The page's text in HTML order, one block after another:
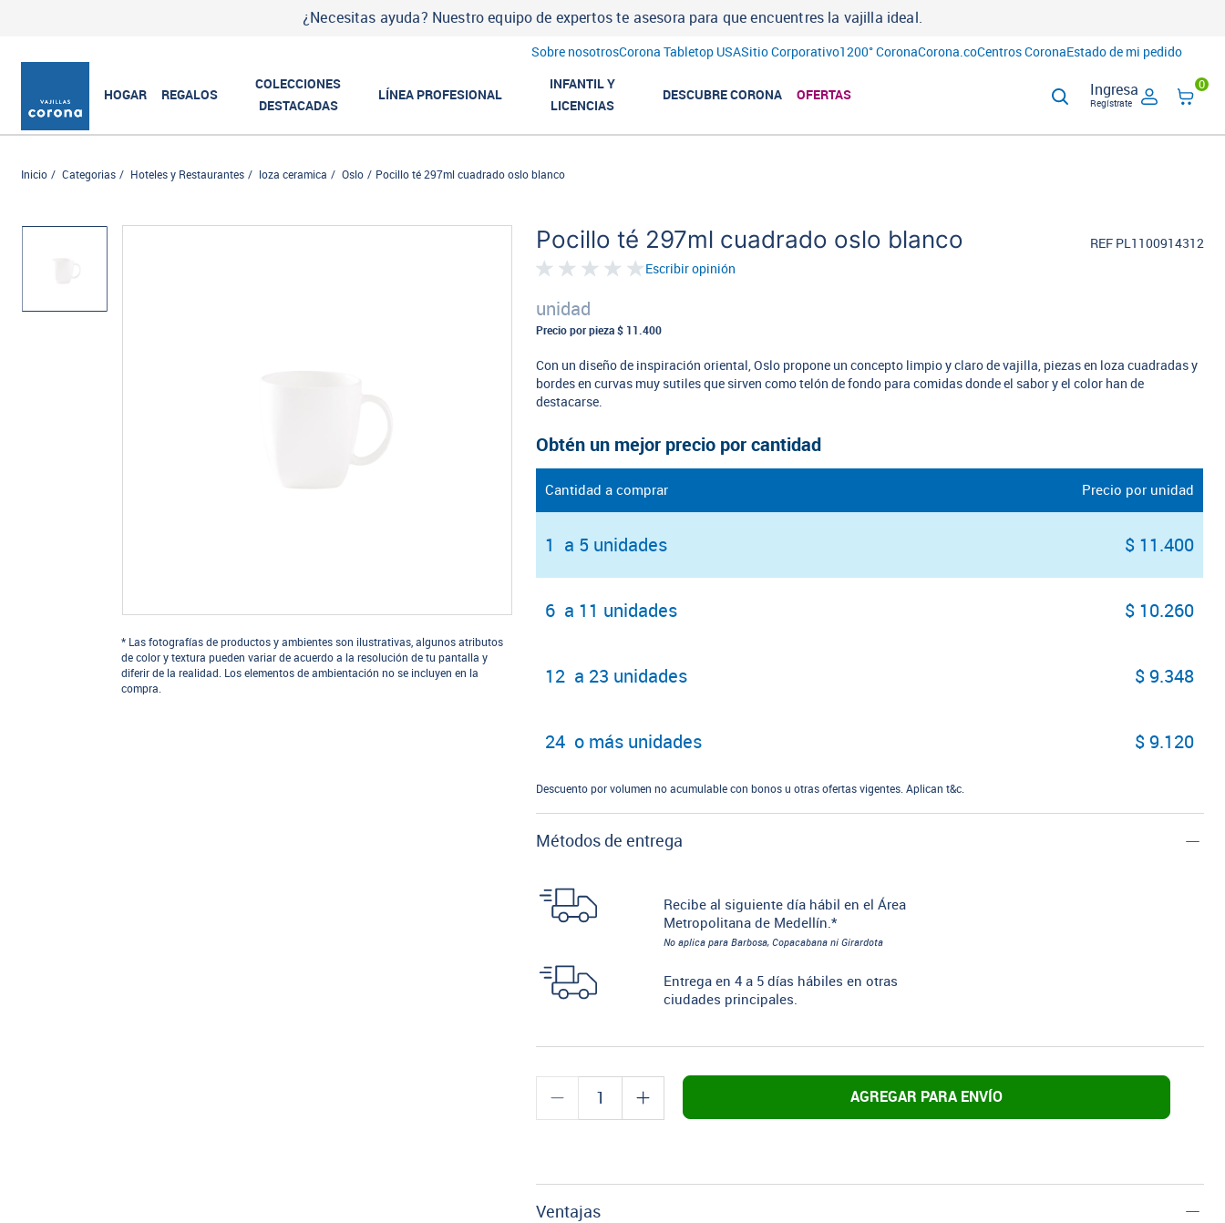
¿Necesitas ayuda? Nuestro equipo de expertos te asesora para que encuentres la vajilla ideal.
Sobre nosotrosCorona Tabletop USASitio Corporativo1200° CoronaCorona.coCentros CoronaEstado de mi pedido
HOGAR REGALOS
COLECCIONES
DESTACADAS
LÍNEA PROFESIONAL
INFANTIL Y
LICENCIAS
DESCUBRE CORONA OFERTAS Ingresa
Regístrate
0
Inicio Categorias Hoteles y Restaurantes loza ceramica Oslo Pocillo té 297ml cuadrado oslo blanco
Pocillo té 297ml cuadrado oslo blanco
REF PL1100914312
Escribir opinión
* Las fotografías de productos y ambientes son ilustrativas, algunos atributos
de color y textura pueden variar de acuerdo a la resolución de tu pantalla y
diferir de la realidad. Los elementos de ambientación no se incluyen en la
compra.
unidad
Precio por pieza $ 11.400
Con un diseño de inspiración oriental, Oslo propone un concepto limpio y claro de vajilla, piezas en loza cuadradas y
bordes en curvas muy sutiles que sirven como telón de fondo para comidas donde el sabor y el color han de
destacarse.
Obtén un mejor precio por cantidad
Cantidad a comprar Precio por unidad
1 a 5 unidades $ 11.400
6 a 11 unidades $ 10.260
12 a 23 unidades $ 9.348
24 o más unidades $ 9.120
Descuento por volumen no acumulable con bonos u otras ofertas vigentes. Aplican t&c.
Métodos de entrega
Recibe al siguiente día hábil en el Área
Metropolitana de Medellín.*
No aplica para Barbosa, Copacabana ni Girardota
Entrega en 4 a 5 días hábiles en otras
ciudades principales.
AGREGAR PARA ENVÍO
Ventajas